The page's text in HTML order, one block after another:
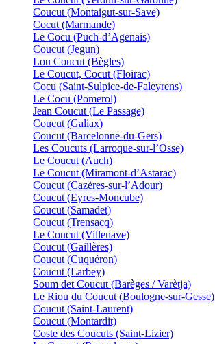
Coucut (Montaigut-sur-Save)
Cocut (Marmande)
Le Cocu (Puch-d’Agenais)
Coucut (Jegun)
Lou Coucut (Bègles)
Le Coucut, Cocut (Floirac)
Cocu (Saint-Sulpice-de-Faleyrens)
Le Cocu (Pomerol)
Jean Coucut (Le Passage)
Coucut (Galiax)
Coucut (Barcelonne-du-Gers)
Les Coucuts (Larroque-sur-l’Osse)
Le Coucut (Auch)
Le Coucut (Miramont-d’Astarac)
Coucut (Cazères-sur-l’Adour)
Coucut (Eyres-Moncube)
Coucut (Samadet)
Coucut (Trensacq)
Le Coucut (Villenave)
Coucut (Gaillères)
Coucut (Cuquéron)
Coucut (Larbey)
Soum det Coucut (Barèges / Varètja)
Le Riou du Coucut (Boulogne-sur-Gesse)
Coucut (Saint-Laurent)
Coucut (Montardit)
Coste des Coucuts (Saint-Lizier)